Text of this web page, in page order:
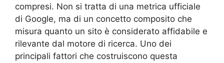
compresi. Non si tratta di una metrica ufficiale
di Google, ma di un concetto composito che
misura quanto un sito è considerato affidabile e
rilevante dal motore di ricerca. Uno dei
principali fattori che costruiscono questa